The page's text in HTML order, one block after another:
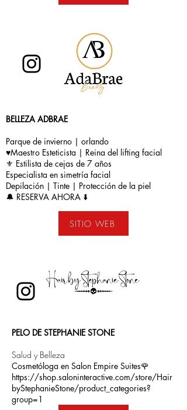
BELLEZA ADBRAE
Parque de invierno | orlando
♥️Maestro Esteticista | Reina del lifting facial
⚜️ Estilista de cejas de 7 años
Especialista en simetría facial
Depilación | Tinte | Protección de la piel
🔔 RESERVA AHORA ⬇️
SITIO WEB
PELO DE STEPHANIE STONE
Salud y Belleza
Cosmetóloga en Salon Empire Suites🌹
https://shop.saloninteractive.com/store/Hair
byStephanieStone/product_categories?
group=1